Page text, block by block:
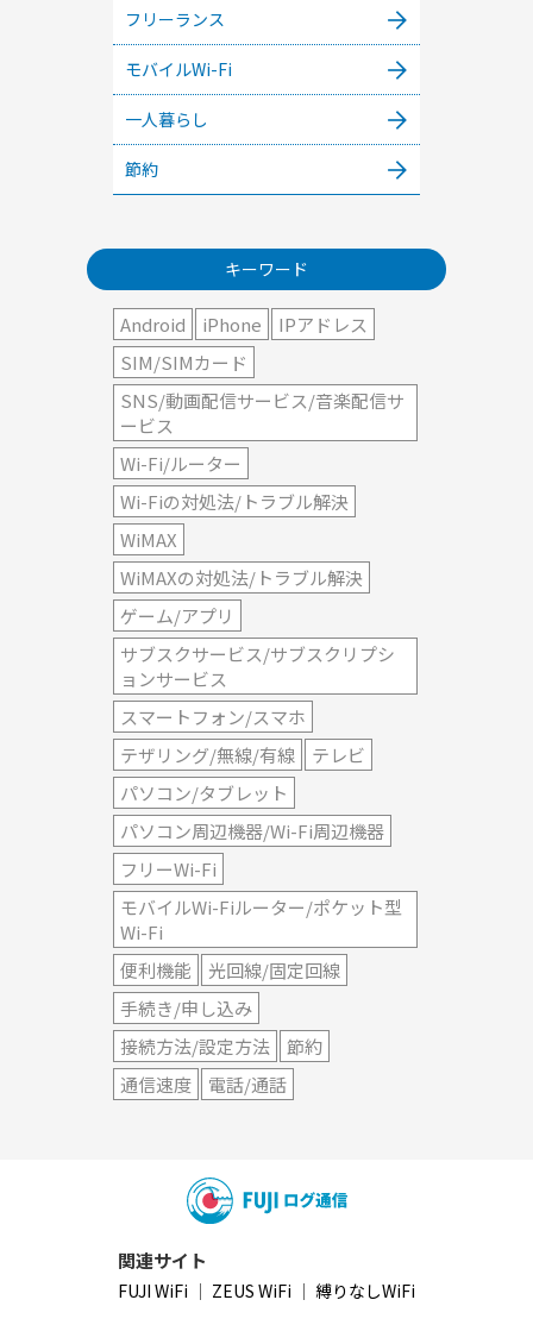
フリーランス
モバイルWi-Fi
一人暮らし
節約
キーワード
Android iPhone
IPアドレス
SIM/SIMカード
SNS/動画配信サービス/音楽配信サ
ービス
Wi-Fi/ルーター
Wi-Fiの対処法/トラブル解決
WiMAX
WiMAXの対処法/トラブル解決
ゲーム/アプリ
サブスクサービス/サブスクリプシ
ョンサービス
スマートフォン/スマホ
テザリング/無線/有線
テレビ
パソコン/タブレット
パソコン周辺機器/Wi-Fi周辺機器
フリーWi-Fi
モバイルWi-Fiルーター/ポケット型
Wi-Fi
便利機能
光回線/固定回線
手続き/申し込み
接続方法/設定方法
節約
通信速度
電話/通話
関連サイト
FUJI WiFi ｜ ZEUS WiFi ｜ 縛りなしWiFi